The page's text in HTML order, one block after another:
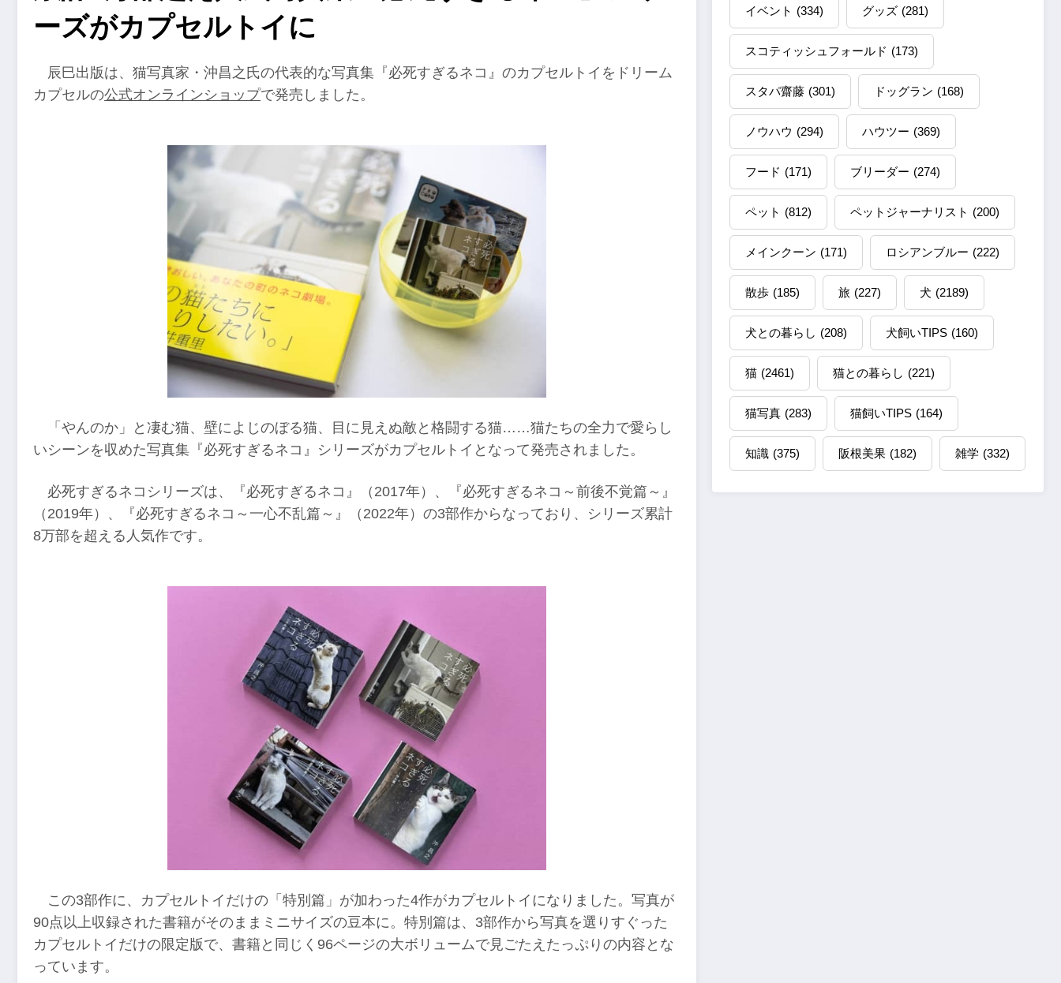
ーズがカプセルトイに
辰巳出版は、猫写真家・沖昌之氏の代表的な写真集『必死すぎるネコ』のカプセルトイをドリーム
カプセルの公式オンラインショップで発売しました。
「やんのか」と凄む猫、壁によじのぼる猫、目に見えぬ敵と格闘する猫……猫たちの全力で愛らし
いシーンを収めた写真集『必死すぎるネコ』シリーズがカプセルトイとなって発売されました。
必死すぎるネコシリーズは、『必死すぎるネコ』（2017年）、『必死すぎるネコ～前後不覚篇～』
（2019年）、『必死すぎるネコ～一心不乱篇～』（2022年）の3部作からなっており、シリーズ累計
8万部を超える人気作です。
この3部作に、カプセルトイだけの「特別篇」が加わった4作がカプセルトイになりました。写真が
90点以上収録された書籍がそのままミニサイズの豆本に。特別篇は、3部作から写真を選りすぐった
カプセルトイだけの限定版で、書籍と同じく96ページの大ボリュームで見ごたえたっぷりの内容とな
っています。
イベント (334) グッズ (281)
スコティッシュフォールド (173)
スタパ齋藤 (301) ドッグラン (168)
ノウハウ (294) ハウツー (369)
フード (171) ブリーダー (274)
ペット (812) ペットジャーナリスト (200)
メインクーン (171) ロシアンブルー (222)
散歩 (185) 旅 (227) 犬 (2189)
犬との暮らし (208) 犬飼いTIPS (160)
猫 (2461) 猫との暮らし (221)
猫写真 (283) 猫飼いTIPS (164)
知識 (375) 阪根美果 (182) 雑学 (332)